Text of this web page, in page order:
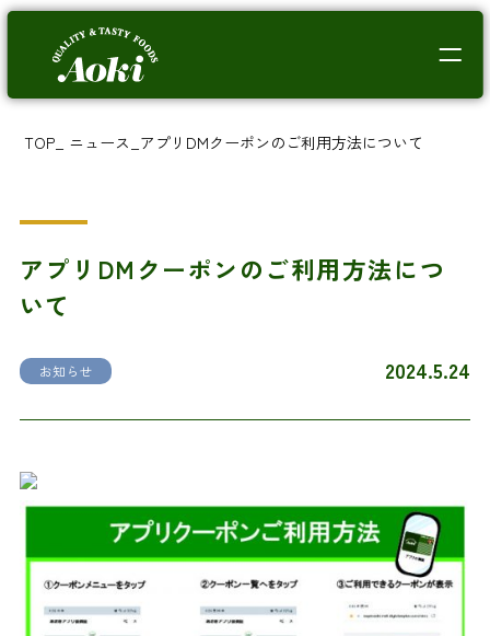
TOP ニュース アプリDMクーポンのご利用方法について
アプリDMクーポンのご利用方法につ
いて
お知らせ 2024.5.24